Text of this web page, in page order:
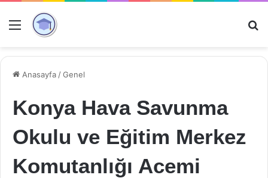
Menü
Anasayfa /Genel
Konya Hava Savunma
Okulu ve Eğitim Merkez
Komutanlığı Acemi